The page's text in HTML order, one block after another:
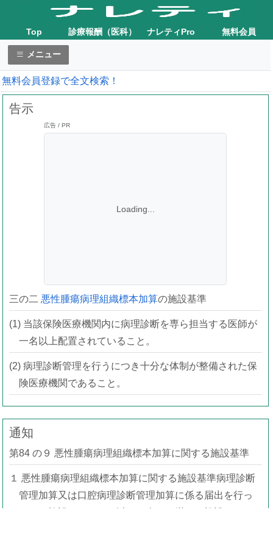
Top 診療報酬（医科） ナレティPro 無料会員
メニュー
無料会員登録で全文検索！
告示
広告 / PR
Loading...
三の二 悪性腫瘍病理組織標本加算の施設基準
(1) 当該保険医療機関内に病理診断を専ら担当する医師が
一名以上配置されていること。
(2) 病理診断管理を行うにつき十分な体制が整備された保
険医療機関であること。
通知
第84 の９ 悪性腫瘍病理組織標本加算に関する施設基準
１ 悪性腫瘍病理組織標本加算に関する施設基準病理診断
管理加算又は口腔病理診断管理加算に係る届出を行っ